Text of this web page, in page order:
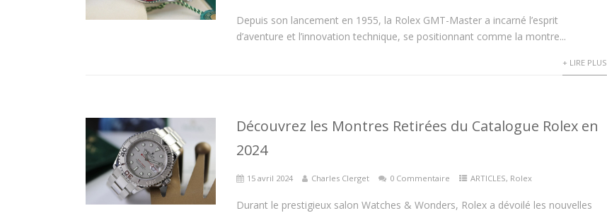
Depuis son lancement en 1955, la Rolex GMT-Master a incarné l’esprit
d’aventure et l’innovation technique, se positionnant comme la montre...
+ LIRE PLUS
Découvrez les Montres Retirées du Catalogue Rolex en
2024
15 avril 2024 Charles Clerget 0 Commentaire ARTICLES, Rolex
Durant le prestigieux salon Watches & Wonders, Rolex a dévoilé les nouvelles